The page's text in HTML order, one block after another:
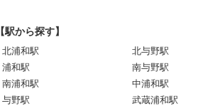
【駅から探す】
北浦和駅
浦和駅
南浦和駅
与野駅
北与野駅
南与野駅
中浦和駅
武蔵浦和駅